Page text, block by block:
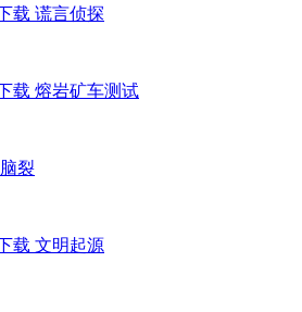
谎言侦探
熔岩矿车测试
脑裂
文明起源